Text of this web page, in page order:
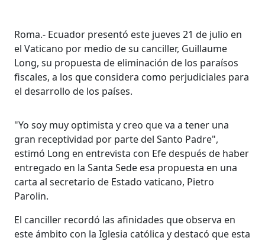
Roma.- Ecuador presentó este jueves 21 de julio en
el Vaticano por medio de su canciller, Guillaume
Long, su propuesta de eliminación de los paraísos
fiscales, a los que considera como perjudiciales para
el desarrollo de los países.
"Yo soy muy optimista y creo que va a tener una
gran receptividad por parte del Santo Padre",
estimó Long en entrevista con Efe después de haber
entregado en la Santa Sede esa propuesta en una
carta al secretario de Estado vaticano, Pietro
Parolin.
El canciller recordó las afinidades que observa en
este ámbito con la Iglesia católica y destacó que esta